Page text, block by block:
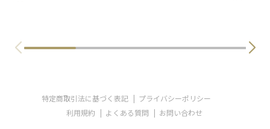
特定商取引法に基づく表記
プライバシーポリシー
利用規約
よくある質問 お問い合わせ